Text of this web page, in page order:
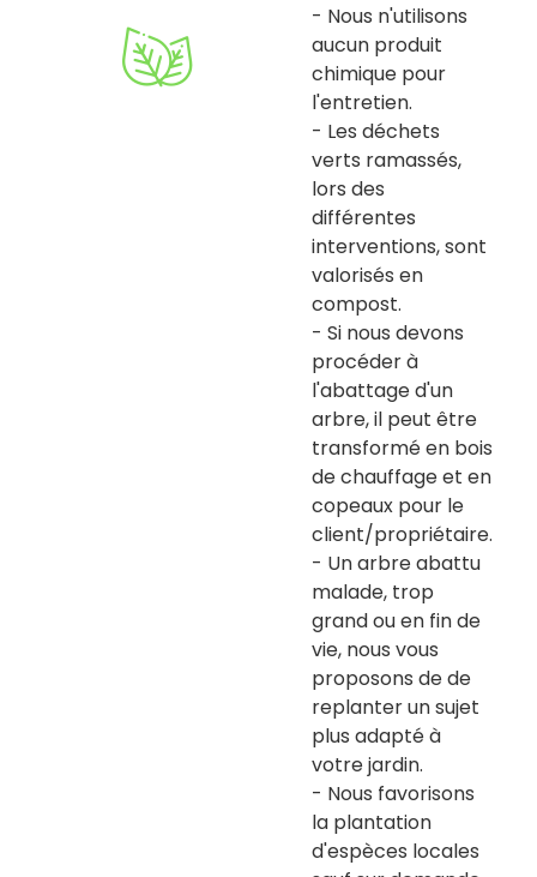
- Nous n'utilisons
aucun produit
chimique pour
l'entretien.
- Les déchets
verts ramassés,
lors des
différentes
interventions, sont
valorisés en
compost.
- Si nous devons
procéder à
l'abattage d'un
arbre, il peut être
transformé en bois
de chauffage et en
copeaux pour le
client/propriétaire.
- Un arbre abattu
malade, trop
grand ou en fin de
vie, nous vous
proposons de de
replanter un sujet
plus adapté à
votre jardin.
- Nous favorisons
la plantation
d'espèces locales